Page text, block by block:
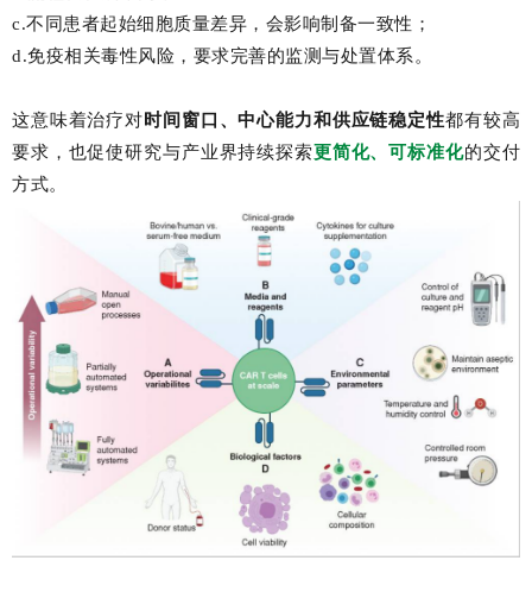
c.不同患者起始细胞质量差异，会影响制备一致性；
d.免疫相关毒性风险，要求完善的监测与处置体系。
这意味着治疗对时间窗口、中心能力和供应链稳定性都有较高
要求，也促使研究与产业界持续探索更简化、可标准化的交付
方式。